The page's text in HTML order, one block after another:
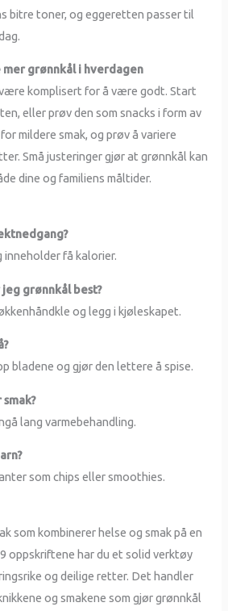
bitre toner, og eggeretten passer til
grønnkål i hverdagen
komplisert for å være godt. Start
eller prøv den som snacks i form av
mildere smak, og prøv å variere
Små justeringer gjør at grønnkål kan
dine og familiens måltider.
få kalorier.
grønnkål best?
og legg i kjøleskapet.
bladene og gjør den lettere å spise.
lang varmebehandling.
som chips eller smoothies.
som kombinerer helse og smak på en
oppskriftene har du et solid verktøy
og deilige retter. Det handler
og smakene som gjør grønnkål